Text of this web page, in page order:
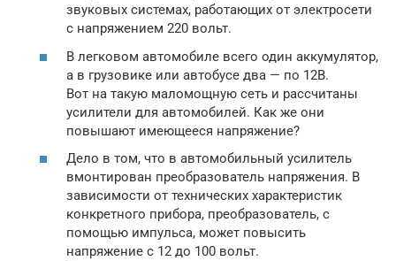
звуковых системах, работающих от электросети
с напряжением 220 вольт.
В легковом автомобиле всего один аккумулятор,
а в грузовике или автобусе два — по 12В.
Вот на такую маломощную сеть и рассчитаны
усилители для автомобилей. Как же они
повышают имеющееся напряжение?
Дело в том, что в автомобильный усилитель
вмонтирован преобразователь напряжения. В
зависимости от технических характеристик
конкретного прибора, преобразователь, с
помощью импульса, может повысить
напряжение с 12 до 100 вольт.